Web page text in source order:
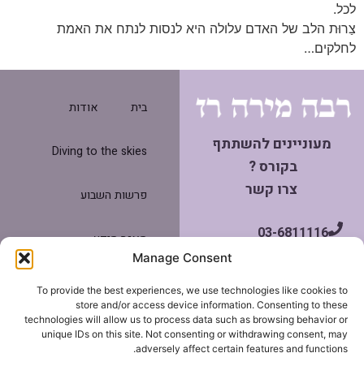
Manage Consent
To provide the best experiences, we use technologies like cookies to
store and/or access device information. Consenting to these
technologies will allow us to process data such as browsing behavior or
unique IDs on this site. Not consenting or withdrawing consent, may
adversely affect certain features and functions.
לכל.
צַרוּת הלב של האדם עלולה היא לנסות לנתח את האמת
לחלקים…
מעוניינים להשתתף
בקורס ?
צרו קשר
03-6811116
miravraz@gmail.com
בית אודות
Diving to the skies
פרשות השבוע
מאגר מידע
תנאי שימוש